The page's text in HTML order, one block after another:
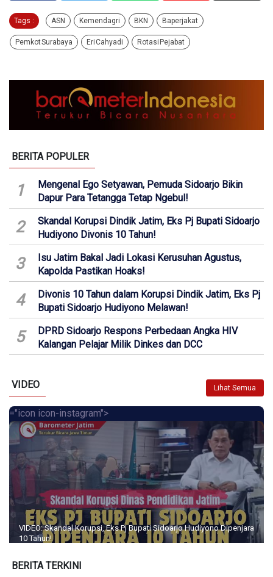
Tags : ASN Kemendagri BKN Baperjakat
Pemkot Surabaya Eri Cahyadi Rotasi Pejabat
BERITA POPULER
1
Mengenal Ego Setyawan, Pemuda Sidoarjo Bikin
Dapur Para Tetangga Tetap Ngebul!
2
Skandal Korupsi Dindik Jatim, Eks Pj Bupati Sidoarjo
Hudiyono Divonis 10 Tahun!
3
Isu Jatim Bakal Jadi Lokasi Kerusuhan Agustus,
Kapolda Pastikan Hoaks!
4
Divonis 10 Tahun dalam Korupsi Dindik Jatim, Eks Pj
Bupati Sidoarjo Hudiyono Melawan!
5
DPRD Sidoarjo Respons Perbedaan Angka HIV
Kalangan Pelajar Milik Dinkes dan DCC
VIDEO Lihat Semua
="icon icon-instagram">
VIDEO: Skandal Korupsi, Eks Pj Bupati Sidoarjo Hudiyono Dipenjara
10 Tahun!
BERITA TERKINI